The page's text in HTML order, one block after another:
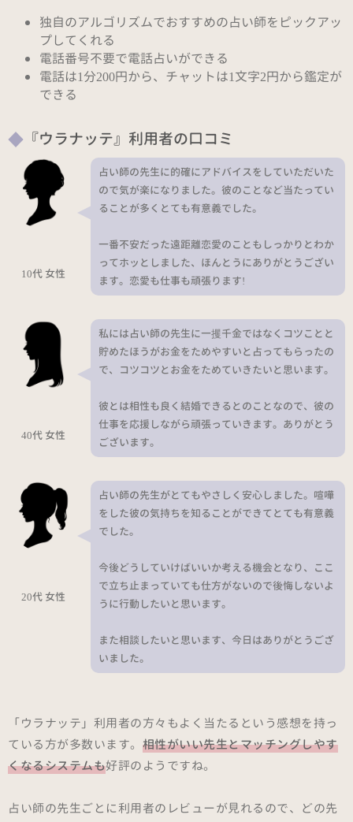
独自のアルゴリズムでおすすめの占い師をピックアッ
プしてくれる
電話番号不要で電話占いができる
電話は1分200円から、チャットは1文字2円から鑑定が
できる
『ウラナッテ』利用者の口コミ
10代 女性
占い師の先生に的確にアドバイスをしていただいた
ので気が楽になりました。彼のことなど当たってい
ることが多くとても有意義でした。
一番不安だった遠距離恋愛のこともしっかりとわか
ってホッとしました、ほんとうにありがとうござい
ます。恋愛も仕事も頑張ります!
40代 女性
私には占い師の先生に一攫千金ではなくコツことと
貯めたほうがお金をためやすいと占ってもらったの
で、コツコツとお金をためていきたいと思います。
彼とは相性も良く結婚できるとのことなので、彼の
仕事を応援しながら頑張っていきます。ありがとう
ございます。
20代 女性
占い師の先生がとてもやさしく安心しました。喧嘩
をした彼の気持ちを知ることができてとても有意義
でした。
今後どうしていけばいいか考える機会となり、ここ
で立ち止まっていても仕方がないので後悔しないよ
うに行動したいと思います。
また相談したいと思います、今日はありがとうござ
いました。
「ウラナッテ」利用者の方々もよく当たるという感想を持っ
ている方が多数います。 相性がいい先生とマッチングしやす
くなるシステムも好評のようですね。
占い師の先生ごとに利用者のレビューが見れるので、どの先